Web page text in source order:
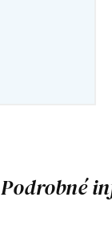
Podrobné